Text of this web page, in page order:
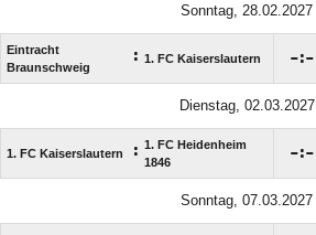
Sonntag, 28.02.2027
Eintracht
Braunschweig
: 1. FC Kaiserslautern :
Dienstag, 02.03.2027
1. FC Kaiserslautern : 1. FC Heidenheim
1846
:
Sonntag, 07.03.2027